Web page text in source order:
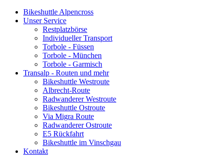
Bikeshuttle Alpencross
Unser Service
Restplatzbörse
Individueller Transport
Torbole - Füssen
Torbole - München
Torbole - Garmisch
Transalp - Routen und mehr
Bikeshuttle Westroute
Albrecht-Route
Radwanderer Westroute
Bikeshuttle Ostroute
Via Migra Route
Radwanderer Ostroute
E5 Rückfahrt
Bikeshuttle im Vinschgau
Kontakt